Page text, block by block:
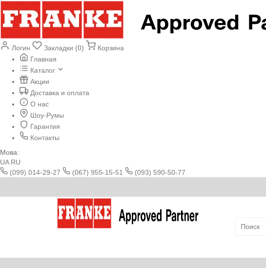
Логин Закладки (0)
Корзина
Главная
Каталог
Акции
Доставка и оплата
О нас
Шоу-Румы
Гарантия
Контакты
Мова:
UA RU
(099) 014-29-27
(067) 955-15-51
(093) 590-50-77